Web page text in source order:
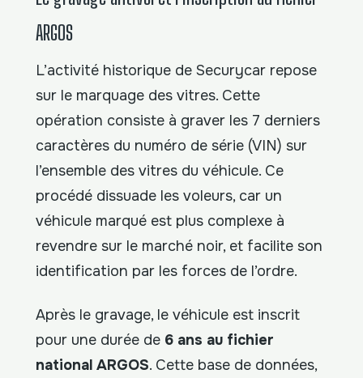
ARGOS
L’activité historique de Securycar repose
sur le marquage des vitres. Cette
opération consiste à graver les 7 derniers
caractères du numéro de série (VIN) sur
l’ensemble des vitres du véhicule. Ce
procédé dissuade les voleurs, car un
véhicule marqué est plus complexe à
revendre sur le marché noir, et facilite son
identification par les forces de l’ordre.
Après le gravage, le véhicule est inscrit
pour une durée de 6 ans au fichier
national ARGOS. Cette base de données,